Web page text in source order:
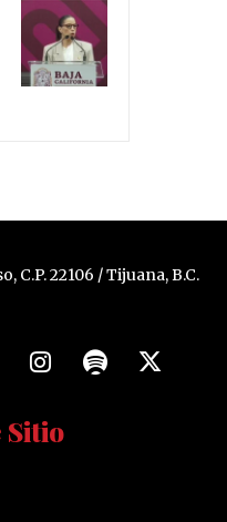
C.P. 22106 / Tijuana, B.C.
Sitio